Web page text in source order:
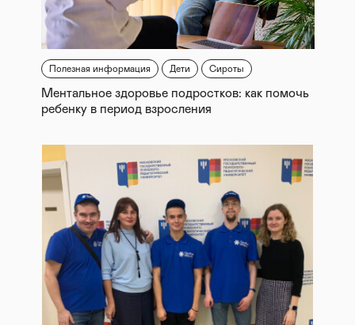
Полезная информация Дети Сироты
Ментальное здоровье подростков: как помочь
ребенку в период взросления